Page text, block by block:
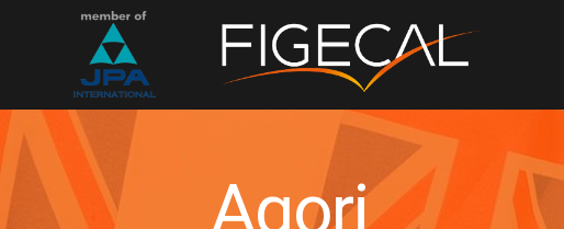
Agori